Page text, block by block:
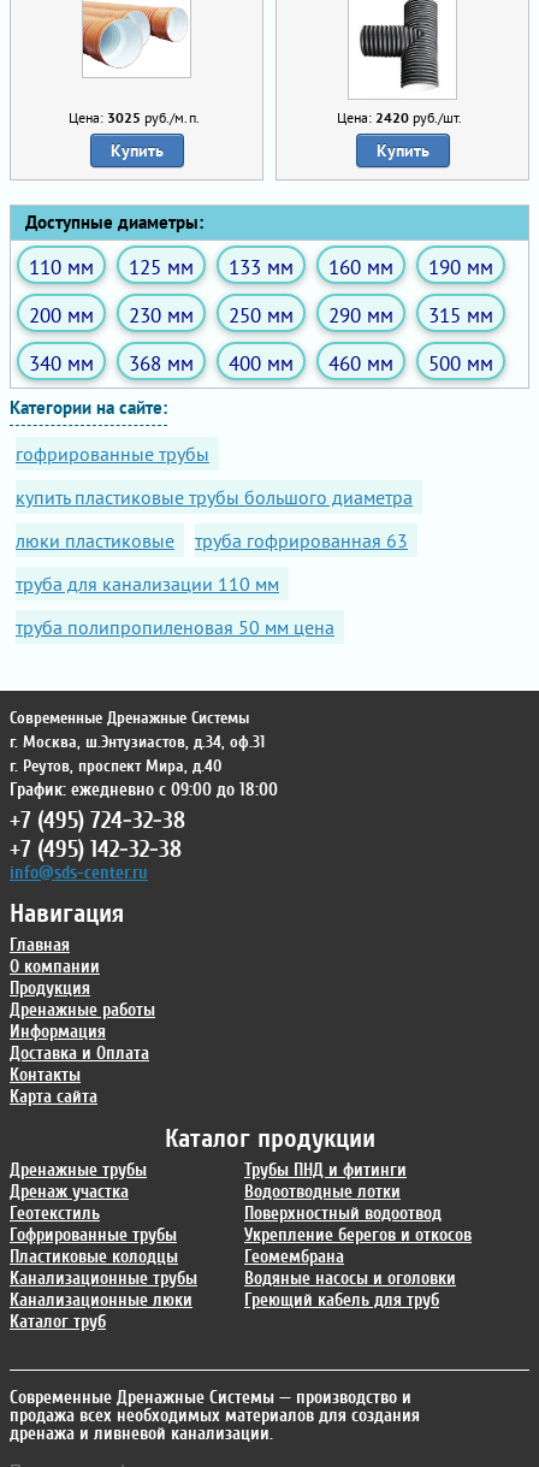
Цена: 3025 руб./м.п.
Купить
Цена: 2420 руб./шт.
Купить
Доступные диаметры:
110 мм 125 мм 133 мм 160 мм
190 мм
200 мм
230 мм 250 мм 290 мм
315 мм
340 мм
368 мм 400 мм 460 мм 500 мм
Категории на сайте:
гофрированные трубы
купить пластиковые трубы большого диаметра
люки пластиковые
труба гофрированная 63
труба для канализации 110 мм
труба полипропиленовая 50 мм цена
Каталог продукции
Дренажные трубы
Дренаж участка
Геотекстиль
Гофрированные трубы
Пластиковые колодцы
Канализационные трубы
Канализационные люки
Каталог труб
Трубы ПНД и фитинги
Водоотводные лотки
Поверхностный водоотвод
Укрепление берегов и откосов
Геомембрана
Водяные насосы и оголовки
Греющий кабель для труб
Навигация
Главная
О компании
Продукция
Дренажные работы
Информация
Доставка и Оплата
Контакты
Карта сайта
Современные Дренажные Системы
г. Москва, ш.Энтузиастов, д.34, оф.31
г. Реутов, проспект Мира, д.40
График: ежедневно с 09:00 до 18:00
+7 (495) 724-32-38
+7 (495) 142-32-38
info@sds-center.ru
Современные Дренажные Системы — производство и
продажа всех необходимых материалов для создания
дренажа и ливневой канализации.